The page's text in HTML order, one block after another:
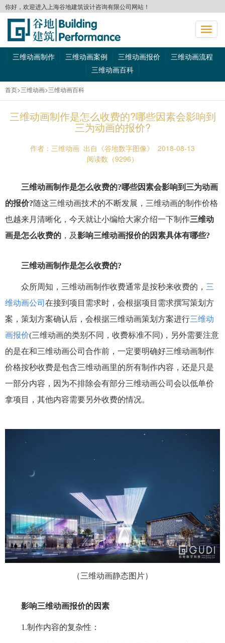
你好，欢迎进入上海谷地建筑设计咨询有限公司网站！
切
换
导
航
三维动画制作 三维动画案例 三维动画报价
三维动画流程
三维动画百科
首页>三维动画>三维动画百科
三维动画制作是怎么收费的?哪些因素会影响到
三为动画的报价?
作者：三维动画 出自《谷地数字图像》
2018-08-13
阅读数（9296）
三维动画制作是怎么收费的?哪些因素会影响到三为动画
的报价?随这三维动画技术的不断发展，三维动画的制作价格
也越来月清晰化，今天就让小编给大家介绍一下制作三维动
画是怎么收费的 ，及影响三维动画报价的因素具体有哪些?
三维动画制作是怎么收费的?
众所周知，三维动画制作收费通常是按秒来收费的， 三
维动画公司 在接到项目需求时，会根据项目需求撰写策划方
案，策划方案确认后，会根据三维动画策划方案进行三维动
画报价(三维动画的类别不同，收费标准不同)，另外需要注意
的是在和三维动画公司合作前，一定要明确好三维动画制作
价格按秒收费是包含三维动画里的所有制作内容，还是只是
一部分内容，因为不排除会有部分三维动画公司会以低单价
拿项目，其他内容需要另外收费的情况。
（三维动画静态图片）
影响三维动画报价的因素
1.制作内容的复杂性：